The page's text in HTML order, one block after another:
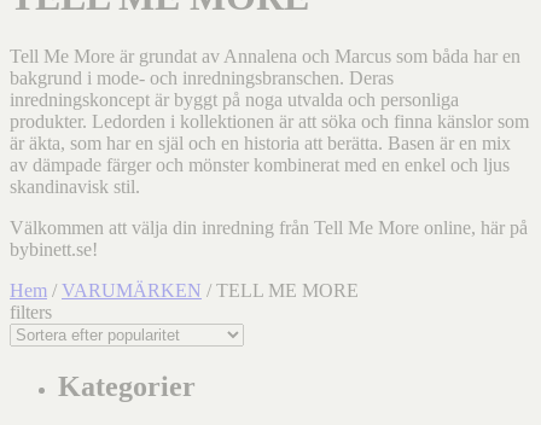
Tell Me More är grundat av Annalena och Marcus som båda har en
bakgrund i mode- och inredningsbranschen. Deras
inredningskoncept är byggt på noga utvalda och personliga
produkter. Ledorden i kollektionen är att söka och finna känslor som
är äkta, som har en själ och en historia att berätta. Basen är en mix
av dämpade färger och mönster kombinerat med en enkel och ljus
skandinavisk stil.
Välkommen att välja din inredning från Tell Me More online, här på
bybinett.se!
Hem / VARUMÄRKEN / TELL ME MORE
filters
Kategorier